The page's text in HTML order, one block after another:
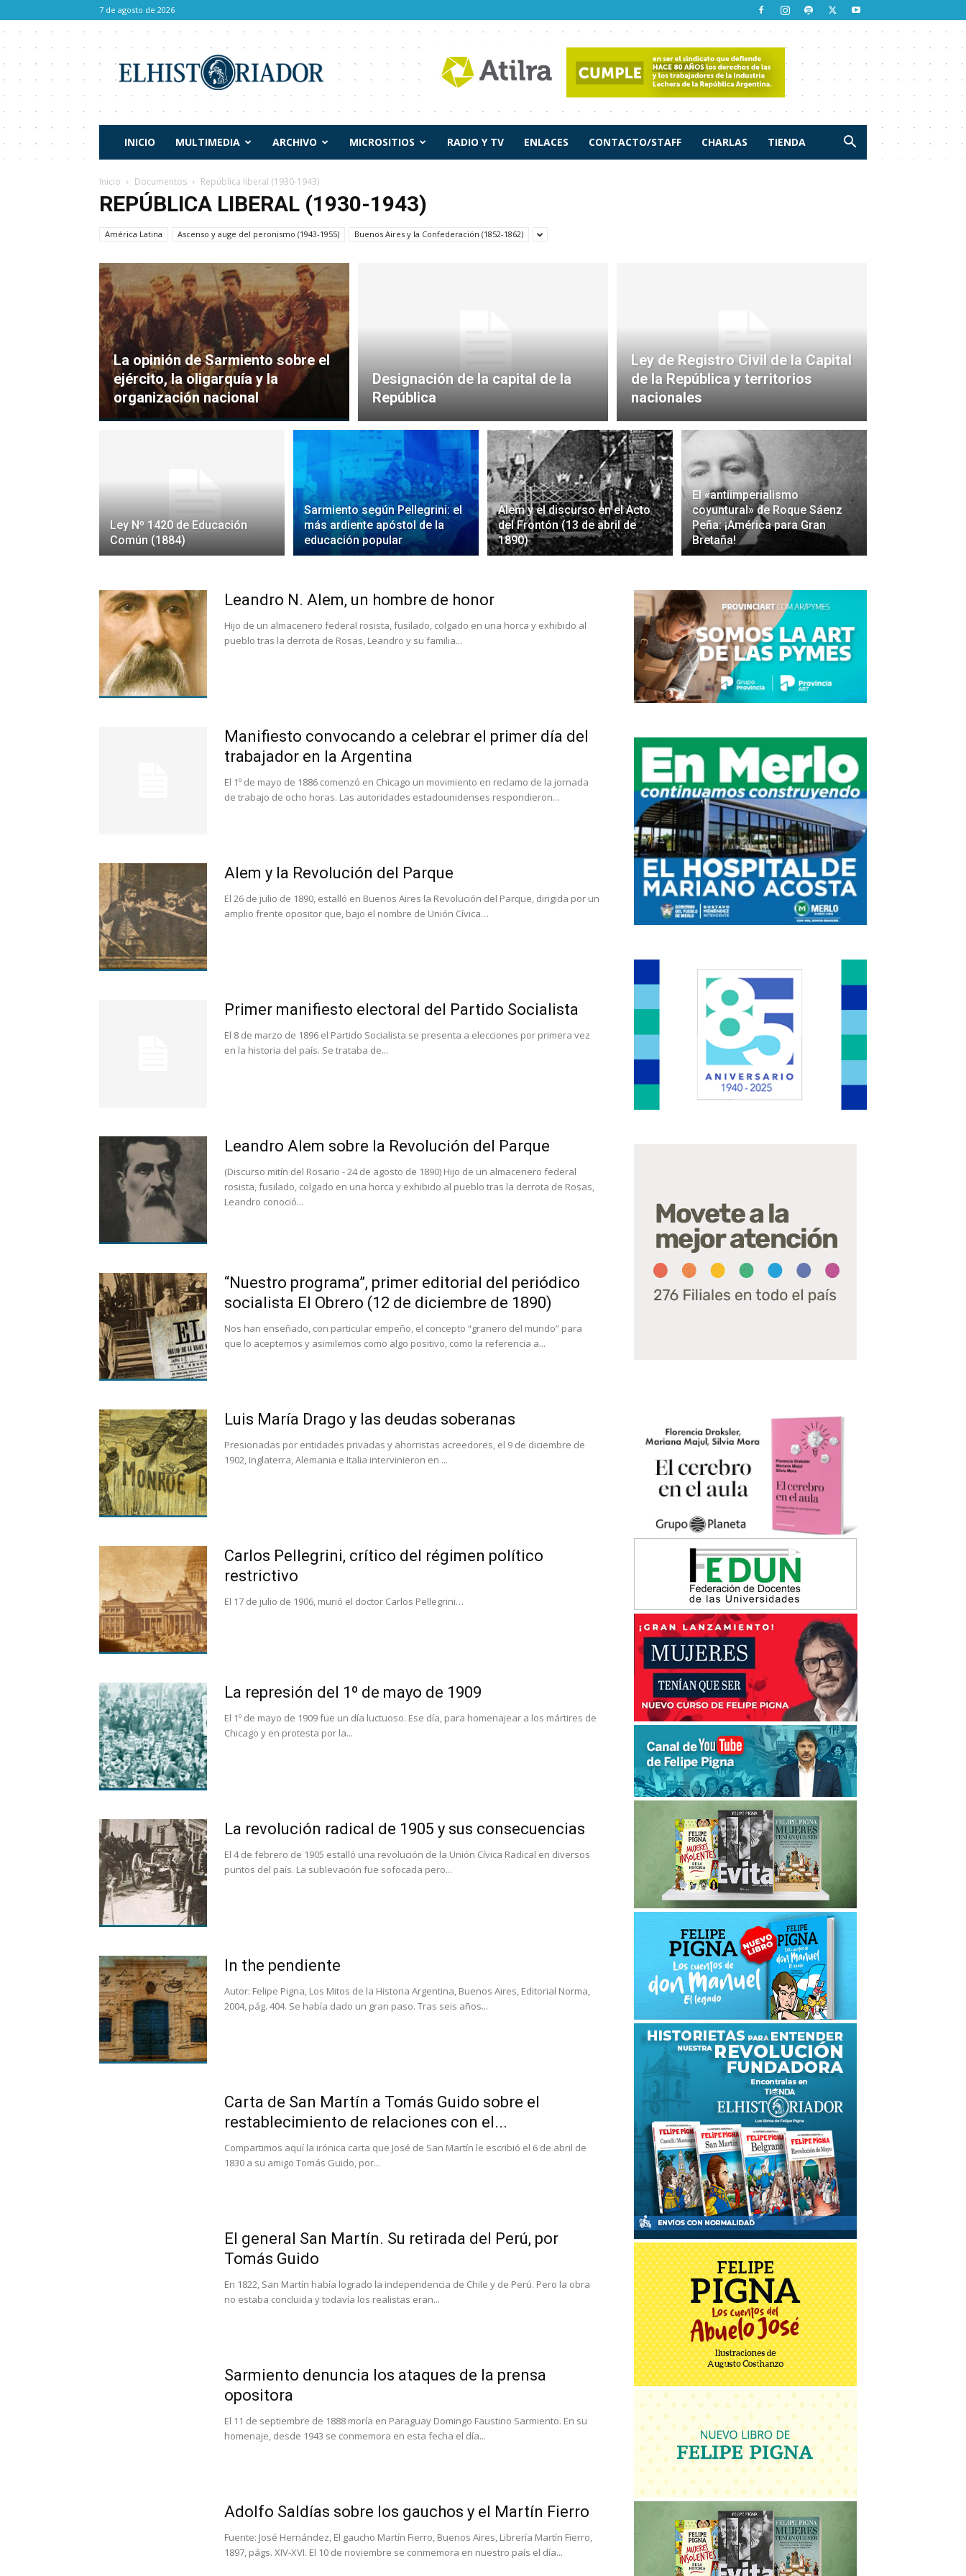
7 de agosto de 2026
Historiador
INICIO MULTIMEDIA ARCHIVO MICROSITIOS RADIO Y TV ENLACES CONTACTO/STAFF CHARLAS TIENDA
Inicio Documentos República liberal (1930-1943)
REPÚBLICA LIBERAL (1930-1943)
América Latina Ascenso y auge del peronismo (1943-1955) Buenos Aires y la Confederación (1852-1862)
La opinión de Sarmiento sobre el
ejército, la oligarquía y la
organización nacional
Designación de la capital de la
República
Ley de Registro Civil de la Capital
de la República y territorios
nacionales
Ley Nº 1420 de Educación
Común (1884)
Sarmiento según Pellegrini: el
más ardiente apóstol de la
educación popular
Alem y el discurso en el Acto
del Frontón (13 de abril de
1890)
El «antiimperialismo
coyuntural» de Roque Sáenz
Peña: ¡América para Gran
Bretaña!
Leandro N. Alem, un hombre de honor
Hijo de un almacenero federal rosista, fusilado, colgado en una horca y exhibido al
pueblo tras la derrota de Rosas, Leandro y su familia...
Manifiesto convocando a celebrar el primer día del
trabajador en la Argentina
El 1º de mayo de 1886 comenzó en Chicago un movimiento en reclamo de la jornada
de trabajo de ocho horas. Las autoridades estadounidenses respondieron...
Alem y la Revolución del Parque
El 26 de julio de 1890, estalló en Buenos Aires la Revolución del Parque, dirigida por un
amplio frente opositor que, bajo el nombre de Unión Cívica…
Primer manifiesto electoral del Partido Socialista
El 8 de marzo de 1896 el Partido Socialista se presenta a elecciones por primera vez
en la historia del país. Se trataba de...
Leandro Alem sobre la Revolución del Parque
(Discurso mitín del Rosario - 24 de agosto de 1890) Hijo de un almacenero federal
rosista, fusilado, colgado en una horca y exhibido al pueblo tras la derrota de Rosas,
Leandro conoció...
“Nuestro programa”, primer editorial del periódico
socialista El Obrero (12 de diciembre de 1890)
Nos han enseñado, con particular empeño, el concepto “granero del mundo” para
que lo aceptemos y asimilemos como algo positivo, como la referencia a...
Luis María Drago y las deudas soberanas
Presionadas por entidades privadas y ahorristas acreedores, el 9 de diciembre de
1902, Inglaterra, Alemania e Italia intervinieron en ...
Carlos Pellegrini, crítico del régimen político
restrictivo
El 17 de julio de 1906, murió el doctor Carlos Pellegrini…
La represión del 1º de mayo de 1909
El 1º de mayo de 1909 fue un día luctuoso. Ese día, para homenajear a los mártires de
Chicago y en protesta por la...
La revolución radical de 1905 y sus consecuencias
El 4 de febrero de 1905 estalló una revolución de la Unión Cívica Radical en diversos
puntos del país. La sublevación fue sofocada pero...
In the pendiente
Autor: Felipe Pigna, Los Mitos de la Historia Argentina, Buenos Aires, Editorial Norma,
2004, pág. 404. Se había dado un gran paso. Tras seis años...
Carta de San Martín a Tomás Guido sobre el
restablecimiento de relaciones con el...
Compartimos aquí la irónica carta que José de San Martín le escribió el 6 de abril de
1830 a su amigo Tomás Guido, por...
El general San Martín. Su retirada del Perú, por
Tomás Guido
En 1822, San Martín había logrado la independencia de Chile y de Perú. Pero la obra
no estaba concluida y todavía los realistas eran...
Sarmiento denuncia los ataques de la prensa
opositora
El 11 de septiembre de 1888 moría en Paraguay Domingo Faustino Sarmiento. En su
homenaje, desde 1943 se conmemora en esta fecha el día...
Adolfo Saldías sobre los gauchos y el Martín Fierro
Fuente: José Hernández, El gaucho Martín Fierro, Buenos Aires, Librería Martín Fierro,
1897, págs. XIV-XVI. El 10 de noviembre se conmemora en nuestro país el día...